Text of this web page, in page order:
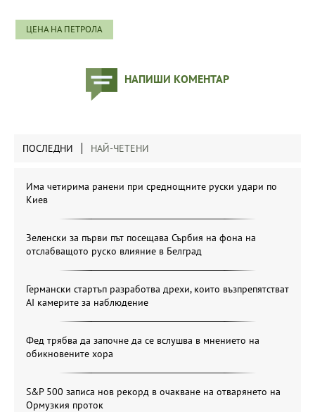
ЦЕНА НА ПЕТРОЛА
НАПИШИ КОМЕНТАР
ПОСЛЕДНИ НАЙ-ЧЕТЕНИ
Има четирима ранени при среднощните руски удари по
Киев
Зеленски за първи път посещава Сърбия на фона на
отслабващото руско влияние в Белград
Германски стартъп разработва дрехи, които възпрепятстват
AI камерите за наблюдение
Фед трябва да започне да се вслушва в мнението на
обикновените хора
S&P 500 записа нов рекорд в очакване на отварянето на
Ормузкия проток